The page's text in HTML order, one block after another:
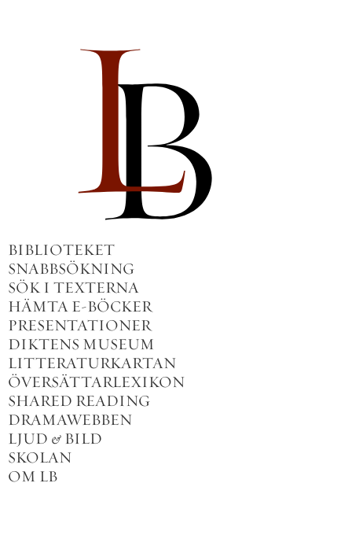
BIBLIOTEKET
SNABBSÖKNING
SÖK I TEXTERNA
HÄMTA E-BÖCKER
PRESENTATIONER
DIKTENS MUSEUM
LITTERATURKARTAN
ÖVERSÄTTARLEXIKON
SHARED READING
DRAMAWEBBEN
LJUD & BILD
SKOLAN
OM LB